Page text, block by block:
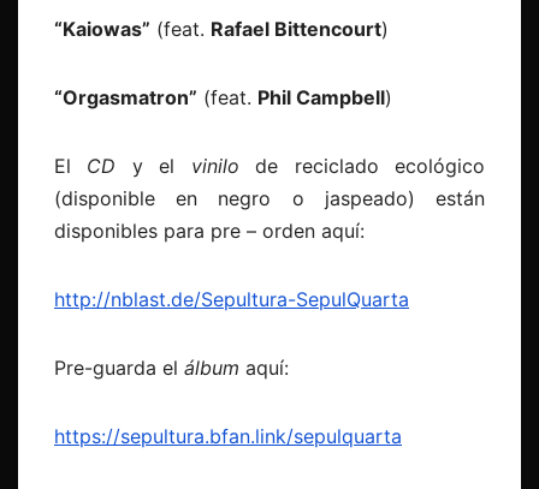
“Kaiowas” (feat. Rafael Bittencourt)
“Orgasmatron” (feat. Phil Campbell)
El CD y el vinilo de reciclado ecológico
(disponible en negro o jaspeado) están
disponibles para pre – orden aquí:
http://nblast.de/Sepultura-SepulQuarta
Pre-guarda el álbum aquí:
https://sepultura.bfan.link/sepulquarta